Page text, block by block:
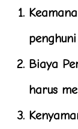
Biaya
harus